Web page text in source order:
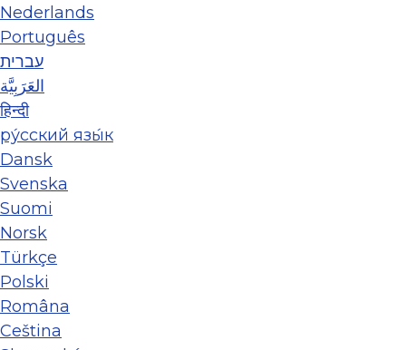
Nederlands
Português
עברית
العَرَبِيَّة
हिन्दी
ру́сский язы́к
Dansk
Svenska
Suomi
Norsk
Türkçe
Polski
Româna
Ceština